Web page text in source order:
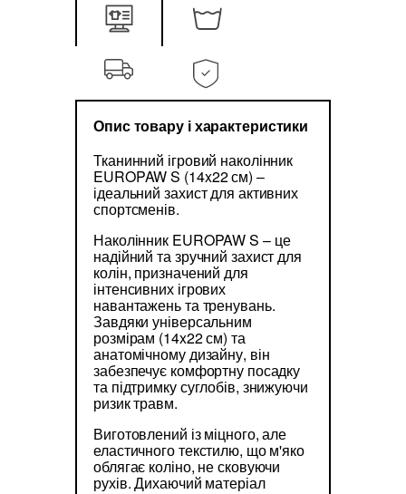
Опис товару і характеристики
Тканинний ігровий наколінник
EUROPAW S (14x22 см) –
ідеальний захист для активних
спортсменів.
Наколінник EUROPAW S – це
надійний та зручний захист для
колін, призначений для
інтенсивних ігрових
навантажень та тренувань.
Завдяки універсальним
розмірам (14x22 см) та
анатомічному дизайну, він
забезпечує комфортну посадку
та підтримку суглобів, знижуючи
ризик травм.
Виготовлений із міцного, але
еластичного текстилю, що м'яко
облягає коліно, не сковуючи
рухів. Дихаючий матеріал